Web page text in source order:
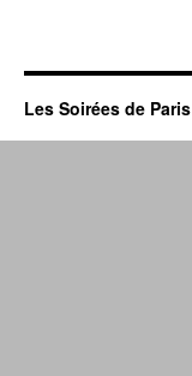
Les Soirées de Paris